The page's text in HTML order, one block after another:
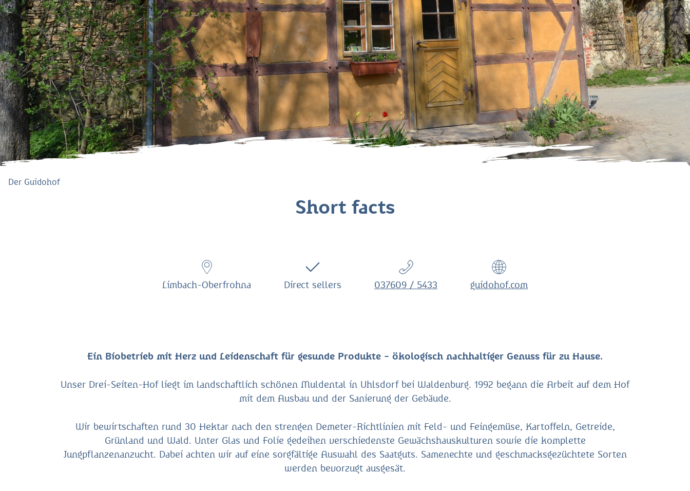
Der Guidohof
Short facts
Limbach-Oberfrohna Direct sellers 037609 / 5433 guidohof.com
Ein Biobetrieb mit Herz und Leidenschaft für gesunde Produkte - ökologisch nachhaltiger Genuss für zu Hause.
Unser Drei-Seiten-Hof liegt im landschaftlich schönen Muldental in Uhlsdorf bei Waldenburg. 1992 begann die Arbeit auf dem Hof
mit dem Ausbau und der Sanierung der Gebäude.
Wir bewirtschaften rund 30 Hektar nach den strengen Demeter-Richtlinien mit Feld- und Feingemüse, Kartoffeln, Getreide,
Grünland und Wald. Unter Glas und Folie gedeihen verschiedenste Gewächshauskulturen sowie die komplette
Jungpflanzenanzucht. Dabei achten wir auf eine sorgfältige Auswahl des Saatguts. Samenechte und geschmacksgezüchtete Sorten
werden bevorzugt ausgesät.